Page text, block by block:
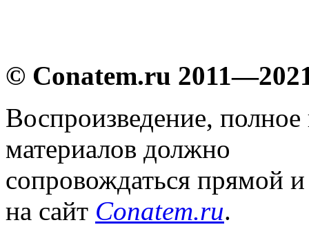
© Conatem.ru
Воспроизведение,
материалов должно
сопровождаться прямой
на сайт Conatem.ru.